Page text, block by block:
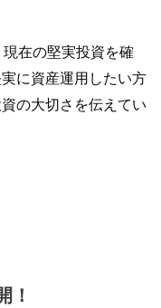
在の堅実投資を確
に資産運用したい方
の大切さを伝えてい
！